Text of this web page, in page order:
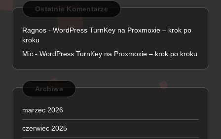
Ostatnie Komentarze
Ragnos - WordPress TurnKey na Proxmoxie – krok po
kroku
Mic - WordPress TurnKey na Proxmoxie – krok po kroku
Archiwa
marzec 2026
czerwiec 2025